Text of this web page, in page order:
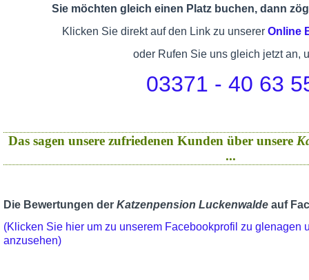
Sie möchten gleich einen Platz buchen, dann
Klicken Sie direkt auf den Link zu unserer Online
oder Rufen Sie uns gleich jetzt an,
03371 - 40 63
Das sagen unsere zufriedenen Kunden über unsere
...
Die Bewertungen der Katzenpension Luckenwalde auf
(Klicken Sie hier um zu unserem Facebookprofil zu glenagen
anzusehen)